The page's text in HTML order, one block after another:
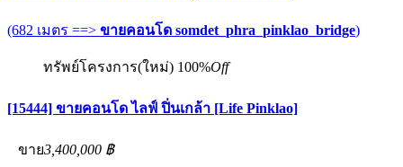
(682 เมตร ==> ขายคอนโด somdet_phra_pinklao_bridge)
ทรัพย์โครงการ(ใหม่) 100%Off
[15444] ขายคอนโด ไลฟ์ ปิ่นเกล้า [Life Pinklao]
ขาย3,400,000 ฿